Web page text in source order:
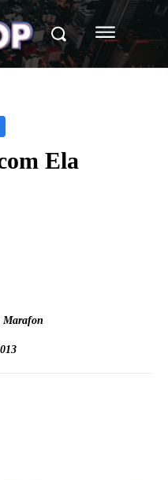
Ela
Marafon